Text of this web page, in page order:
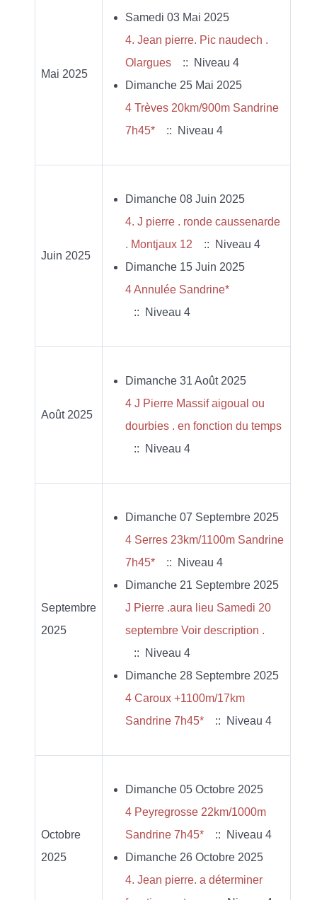
Mai 2025
Samedi 03 Mai 2025
4. Jean pierre. Pic naudech .
Olargues
:: Niveau 4
Dimanche 25 Mai 2025
4 Trèves 20km/900m Sandrine
7h45*
:: Niveau 4
Juin 2025
Dimanche 08 Juin 2025
4. J pierre . ronde caussenarde
. Montjaux 12
:: Niveau 4
Dimanche 15 Juin 2025
4 Annulée Sandrine*
:: Niveau 4
Août 2025
Dimanche 31 Août 2025
4 J Pierre Massif aigoual ou
dourbies . en fonction du temps
:: Niveau 4
Septembre
2025
Dimanche 07 Septembre 2025
4 Serres 23km/1100m Sandrine
7h45*
:: Niveau 4
Dimanche 21 Septembre 2025
J Pierre .aura lieu Samedi 20
septembre Voir description .
:: Niveau 4
Dimanche 28 Septembre 2025
4 Caroux +1100m/17km
Sandrine 7h45*
:: Niveau 4
Octobre
2025
Dimanche 05 Octobre 2025
4 Peyregrosse 22km/1000m
Sandrine 7h45*
:: Niveau 4
Dimanche 26 Octobre 2025
4. Jean pierre. a déterminer